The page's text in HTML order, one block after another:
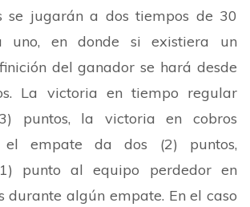
se jugarán a dos tiempos de 30
uno, en donde si existiera un
del ganador se hará desde
La victoria en tiempo regular
puntos, la victoria en cobros
el empate da dos (2) puntos,
punto al equipo perdedor en
durante algún empate. En el caso